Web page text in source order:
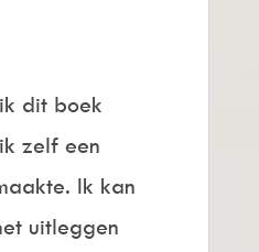
dit boek
zelf een
Ik kan
uitleggen